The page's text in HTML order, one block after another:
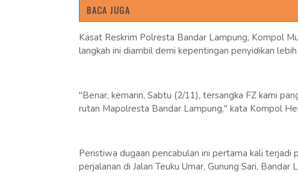
BACA JUGA
Kasat Reskrim Polresta Bandar Lampung, Kompol
langkah ini diambil demi kepentingan penyidikan
"Benar, kemarin, Sabtu (2/11), tersangka FZ kami
rutan Mapolresta Bandar Lampung," kata Kompol
Peristiwa dugaan pencabulan ini pertama kali
perjalanan di Jalan Teuku Umar, Gunung Sari, Bandar